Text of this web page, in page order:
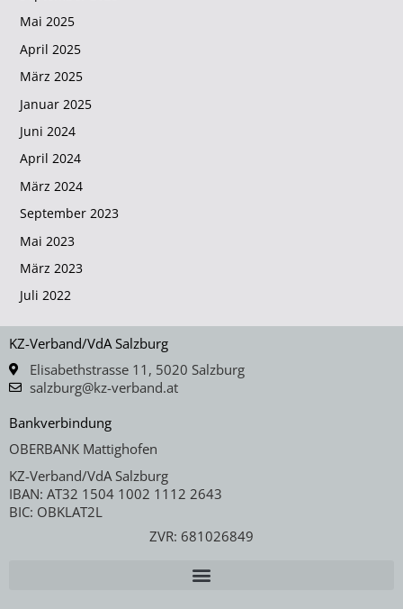
Mai 2025
April 2025
März 2025
Januar 2025
Juni 2024
April 2024
März 2024
September 2023
Mai 2023
März 2023
Juli 2022
KZ-Verband/VdA Salzburg
Elisabethstrasse 11, 5020 Salzburg
salzburg@kz-verband.at
Bankverbindung
OBERBANK Mattighofen
KZ-Verband/VdA Salzburg
IBAN: AT32 1504 1002 1112 2643
BIC: OBKLAT2L
ZVR: 681026849